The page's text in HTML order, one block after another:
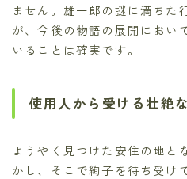
ません。雄一郎の謎に満ちた
が、今後の物語の展開におい
いることは確実です。
使用人から受ける壮絶
ようやく見つけた安住の地と
かし、そこで絢子を待ち受け